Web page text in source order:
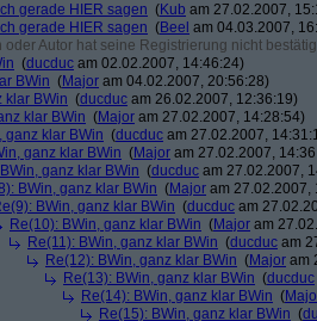
gerade HIER sagen (Kub am 27.02.2007,
gerade HIER sagen (Beel am 04.03.2007,
oder Autor hat seine Registrierung nicht
(ducduc am 02.02.2007, 14:46:24)
BWin (Major am 04.02.2007, 20:56:28)
klar BWin (ducduc am 26.02.2007, 12:36:19)
klar BWin (Major am 27.02.2007, 14:28:54)
ganz klar BWin (ducduc am 27.02.2007,
ganz klar BWin (Major am 27.02.2007,
ganz klar BWin (ducduc am 27.02.2007,
BWin, ganz klar BWin (Major am 27.02.2007,
BWin, ganz klar BWin (ducduc am
Re(10): BWin, ganz klar BWin (Major am
Re(11): BWin, ganz klar BWin (ducduc am
Re(12): BWin, ganz klar BWin (Major am
Re(13): BWin, ganz klar BWin (ducduc
Re(14): BWin, ganz klar BWin (
Re(15): BWin, ganz klar BWin (